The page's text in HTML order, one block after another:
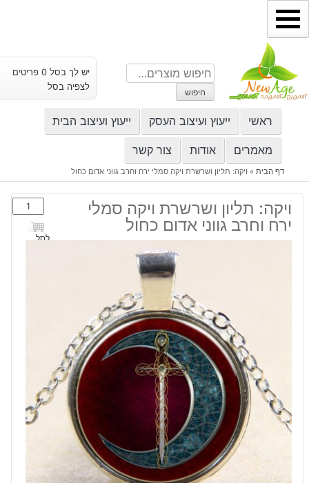
דילוג
לתוכן
חיפוש
עבור:
חיפוש
יש לך בסל 0 פריטים
לצפיה בסל
ראשי ייעוץ ועיצוב העסק ייעוץ ועיצוב הבית
מאמרים אודות צור קשר
דף הבית» ויקה: תליון ושרשרת ויקה סמלי ירח וחרב גווני אדום כחול
ויקה: תליון ושרשרת ויקה סמלי
ירח וחרב גווני אדום כחול
כמות
של
ויקה:
כחול
לסל